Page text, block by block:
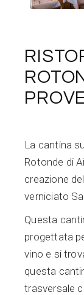
La cantina
Rotonde di
creazione
verniciato
Questa
progettata
vino e si
questa
trasversale